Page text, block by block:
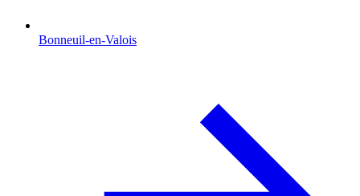
Bonneuil-en-Valois